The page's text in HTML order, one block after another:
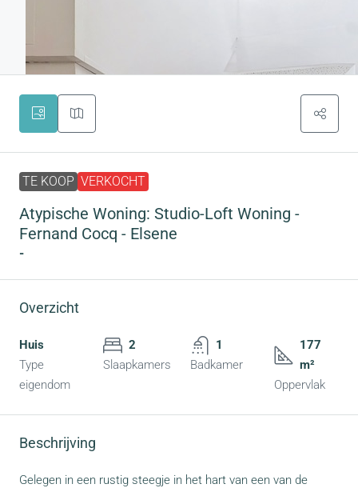
TE KOOP VERKOCHT
Atypische Woning: Studio-Loft Woning -
Fernand Cocq - Elsene
-
Overzicht
Huis
Type
eigendom
2
Slaapkamers
1
Badkamer
177
m²
Oppervlak
Beschrijving
Gelegen in een rustig steegje in het hart van een van de